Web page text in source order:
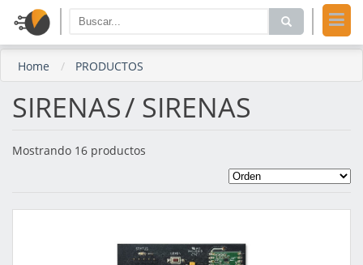
Home PRODUCTOS
SIRENAS/ SIRENAS
Mostrando 16 productos